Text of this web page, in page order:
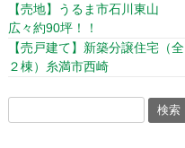
【売地】うるま市石川東山
広々約90坪！！
【売戸建て】新築分譲住宅（全
２棟）糸満市西崎